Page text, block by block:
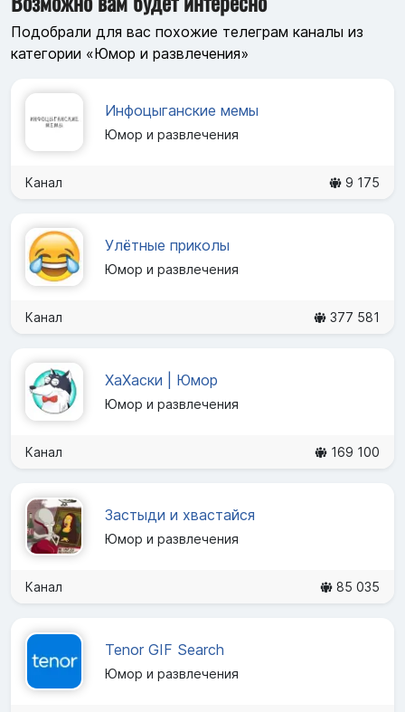
Подобрали для вас похожие телеграм каналы из
категории «Юмор и развлечения»
Инфоцыганские мемы
Юмор и развлечения
Канал 9 175
Улётные приколы
Юмор и развлечения
Канал 377 581
ХаХаски | Юмор
Юмор и развлечения
Канал 169 100
Застыди и хвастайся
Юмор и развлечения
Канал 85 035
Tenor GIF Search
Юмор и развлечения